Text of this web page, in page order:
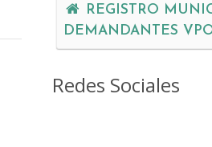
REGISTRO
DEMANDANTES
Redes Sociales